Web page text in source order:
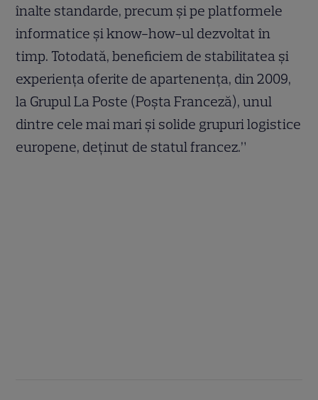
înalte standarde, precum și pe platformele
informatice și know-how-ul dezvoltat în
timp. Totodată, beneficiem de stabilitatea și
experiența oferite de apartenența, din 2009,
la Grupul La Poste (Poșta Franceză), unul
dintre cele mai mari și solide grupuri logistice
europene, deținut de statul francez.”